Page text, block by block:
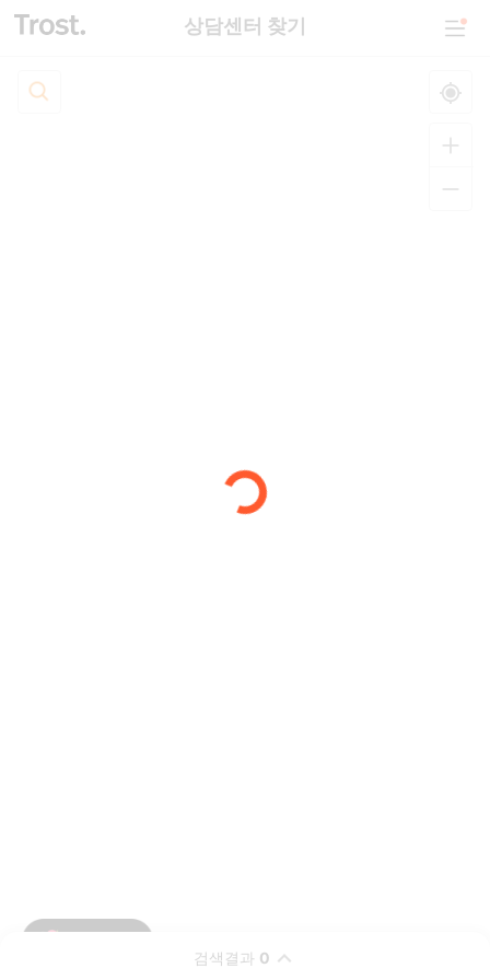
상담센터 찾기
검색결과 0